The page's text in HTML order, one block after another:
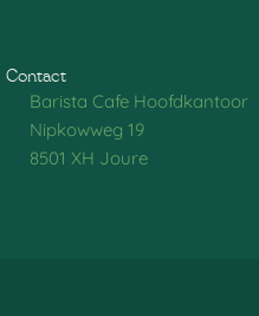
Contact
Barista Cafe Hoofdkantoor
Nipkowweg 19
8501 XH Joure